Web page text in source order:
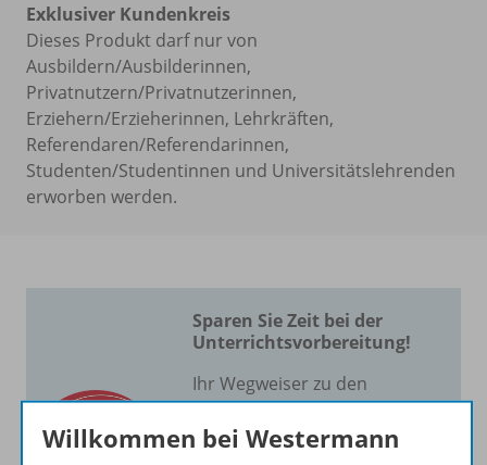
Exklusiver Kundenkreis
Dieses Produkt darf nur von
Ausbildern/Ausbilderinnen,
Privatnutzern/Privatnutzerinnen,
Erziehern/Erzieherinnen, Lehrkräften,
Referendaren/Referendarinnen,
Studenten/Studentinnen und Universitätslehrenden
erworben werden.
Sparen Sie Zeit bei der
Unterrichtsvorbereitung!
Ihr Wegweiser zu den
wichtigsten Seiten von
Unterrichtsthemen HOT
Willkommen bei Westermann